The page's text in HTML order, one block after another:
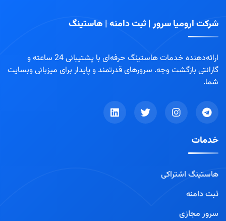
شرکت ارومیا سرور | ثبت دامنه | هاستینگ
ارائه‌دهنده خدمات هاستینگ حرفه‌ای با پشتیبانی 24 ساعته و
گارانتی بازگشت وجه. سرورهای قدرتمند و پایدار برای میزبانی وبسایت
شما.
خدمات
هاستینگ اشتراکی
ثبت دامنه
سرور مجازی